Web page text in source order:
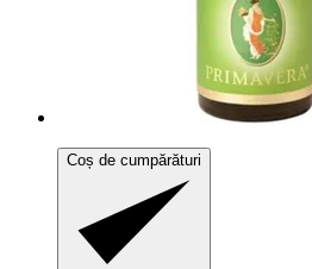
Coș de cumpărături